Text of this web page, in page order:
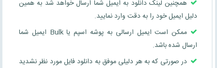
همچنین لینک دانلود به ایمیل شما ارسال خواهد شد به همین
دلیل ایمیل خود را به دقت وارد نمایید.
ممکن است ایمیل ارسالی به پوشه اسپم یا Bulk ایمیل شما
ارسال شده باشد.
در صورتی که به هر دلیلی موفق به دانلود فایل مورد نظر نشدید